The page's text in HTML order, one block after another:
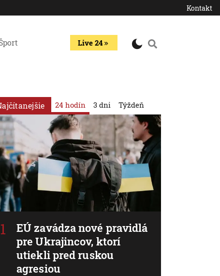
Kontakt
Live 24
24 hodín
EÚ zavádza nové pravidlá
pre Ukrajincov, ktorí
utiekli pred ruskou
agresiou
3 dni Týždeň